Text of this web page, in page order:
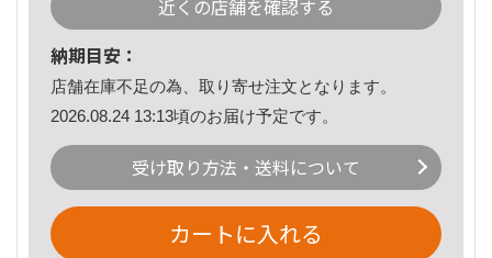
近くの店舗を確認する
納期目安：
店舗在庫不足の為、取り寄せ注文となります。
2026.08.24 13:13頃のお届け予定です。
受け取り方法・送料について
カートに入れる